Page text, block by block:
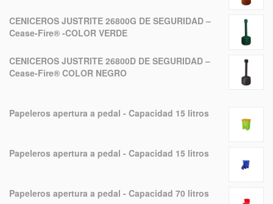
CENICEROS JUSTRITE 26800G DE SEGURIDAD –
Cease-Fire® -COLOR VERDE
CENICEROS JUSTRITE 26800D DE SEGURIDAD –
Cease-Fire® COLOR NEGRO
Papeleros apertura a pedal - Capacidad 15 litros
Papeleros apertura a pedal - Capacidad 15 litros
Papeleros apertura a pedal - Capacidad 70 litros